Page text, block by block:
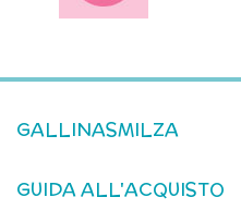
GALLINASMILZA
GUIDA ALL'ACQUISTO